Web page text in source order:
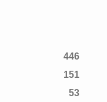
3
12
2
446
151
53